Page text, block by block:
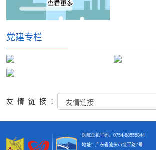
党建专栏
友情链接：
医院总机号码：0754-88555844
地址：广东省汕头市饶平路7号